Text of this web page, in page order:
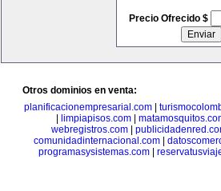
Precio Ofrecido $
Otros dominios en venta:
planificacionempresarial.com
limpiapisos.com|
webregistros.com|
comunidadinternacional.com
programasysistemas.com